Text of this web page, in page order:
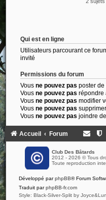
Qui est en ligne
Utilisateurs parcourant ce
invité
Permissions du forum
Vous ne pouvez pas poster
Vous ne pouvez pas répondre
Vous ne pouvez pas modifier
Vous ne pouvez pas
Vous ne pouvez pas joindre
Accueil Forum
Club Des Bâtards
2012 - 2026 © Tous
Toute reproduction
Développé parphpBB® Forum
Traduit parphpBB-fr.com
Style: Black-Silver-Split by